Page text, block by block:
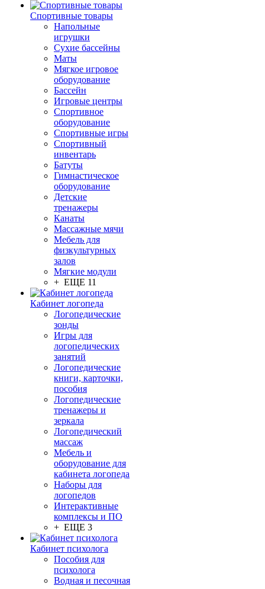
Спортивные товары
Напольные
игрушки
Сухие бассейны
Маты
Мягкое игровое
оборудование
Бассейн
Игровые центры
Спортивное
оборудование
Спортивные игры
Спортивный
инвентарь
Батуты
Гимнастическое
оборудование
Детские
тренажеры
Канаты
Массажные мячи
Мебель для
физкультурных
залов
Мягкие модули
+ ЕЩЕ 11
Кабинет логопеда
Логопедические
зонды
Игры для
логопедических
занятий
Логопедические
книги, карточки,
пособия
Логопедические
тренажеры и
зеркала
Логопедический
массаж
Мебель и
оборудование для
кабинета логопеда
Наборы для
логопедов
Интерактивные
комплексы и ПО
+ ЕЩЕ 3
Кабинет психолога
Пособия для
психолога
Водная и песочная